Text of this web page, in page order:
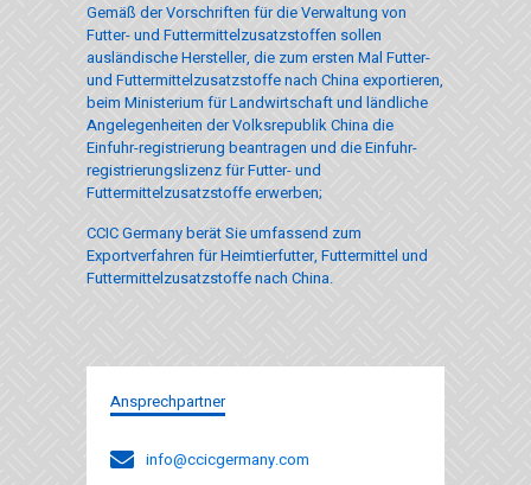
Gemäß der Vorschriften für die Verwaltung von
Futter- und Futtermittelzusatzstoffen sollen
ausländische Hersteller, die zum ersten Mal Futter-
und Futtermittelzusatzstoffe nach China exportieren,
beim Ministerium für Landwirtschaft und ländliche
Angelegenheiten der Volksrepublik China die
Einfuhr-registrierung beantragen und die Einfuhr-
registrierungslizenz für Futter- und
Futtermittelzusatzstoffe erwerben;
CCIC Germany berät Sie umfassend zum
Exportverfahren für Heimtierfutter, Futtermittel und
Futtermittelzusatzstoffe nach China.
Ansprechpartner
info@ccicgermany.com